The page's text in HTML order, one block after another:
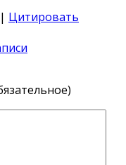
| Цитировать